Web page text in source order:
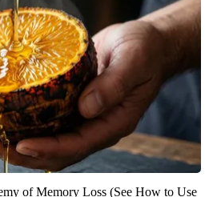
of Memory Loss (See How to Use